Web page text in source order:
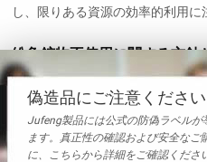
し、限りある資源の効率的利用に
紛争鉱物不使用に関する方針
私たちは、コンゴ民主共和国お
なる鉱物（スズ、タンタル、タ
を確約しています。
私たちは、私たちの調達先がコ
偽造品にご注意ください
Jufeng製品には公式の防偽ラベルが
ます。真正性の確認および安全なご
に、こちらから詳細をご確認くださ